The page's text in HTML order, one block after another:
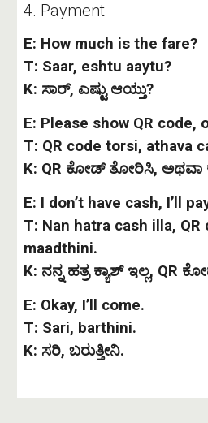
4. Payment
E: How much is the fare?
T: Saar, eshtu aaytu?
K: ಸಾರ್, ಎಷ್ಟು ಆಯ್ತು?
E: Please show QR code,
T: QR code torsi, athava
K: QR ಕೋಡ್ ತೋರಿಸಿ, ಅಥವಾ
E: I don’t have cash, I’ll
T: Nan hatra cash illa,
maadthini.
K: ನನ್ನ ಹತ್ರ ಕ್ಯಾಶ್ ಇಲ್ಲ, QR
E: Okay, I’ll come.
T: Sari, barthini.
K: ಸರಿ, ಬರುತ್ತೀನಿ.